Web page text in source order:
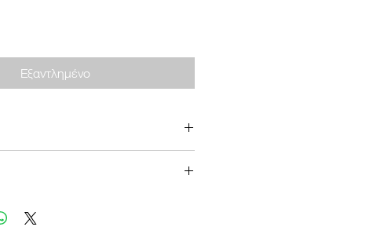
Εξαντλημένο